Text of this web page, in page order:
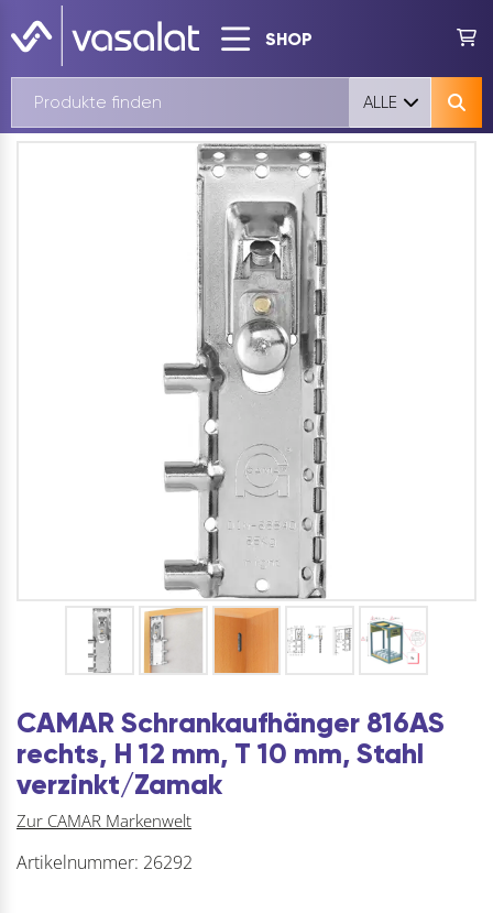
SHOP
ALLE
CAMAR Schrankaufhänger 816AS
rechts, H 12 mm, T 10 mm, Stahl
verzinkt/Zamak
Zur CAMAR Markenwelt
Artikelnummer: 26292